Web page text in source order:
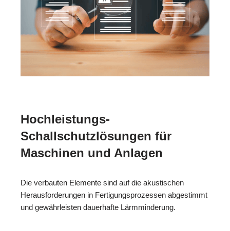
Hochleistungs-
Schallschutzlösungen für
Maschinen und Anlagen
Die verbauten Elemente sind auf die akustischen
Herausforderungen in Fertigungsprozessen abgestimmt
und gewährleisten dauerhafte Lärmminderung.